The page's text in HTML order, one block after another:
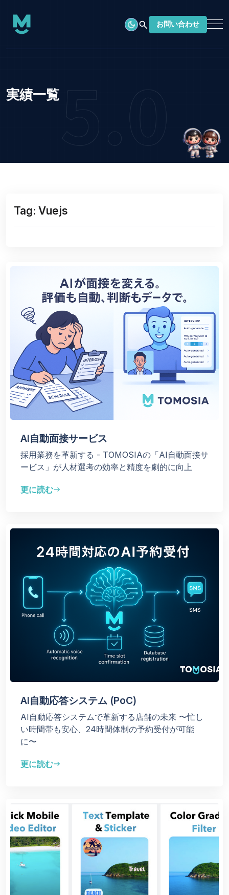
search お問い合わせ
実績一覧
Tag: Vuejs
AI自動面接サービス
採用業務を革新する - TOMOSIAの「AI自動面接サ
ービス」が人材選考の効率と精度を劇的に向上
更に読むeast
AI自動応答システム (PoC)
AI自動応答システムで革新する店舗の未来 〜忙し
い時間帯も安心、24時間体制の予約受付が可能
に〜
更に読むeast